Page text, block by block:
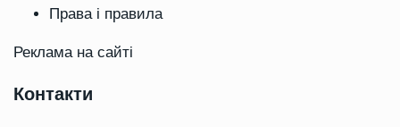
Права і правила
Реклама на сайті
Контакти